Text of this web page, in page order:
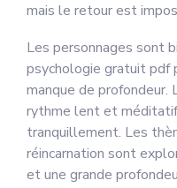
mais le retour est
Les personnages sont
psychologie gratuit pdf
manque de profondeur.
rythme lent et
tranquillement. Les
réincarnation sont
et une grande